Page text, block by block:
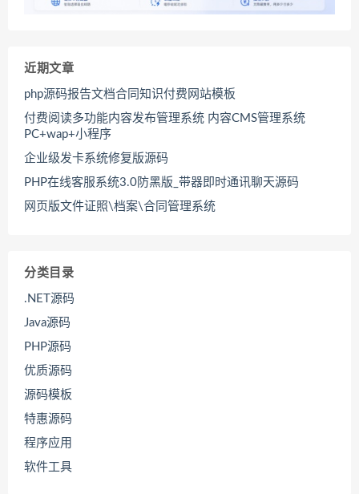
近期文章
php源码报告文档合同知识付费网站模板
付费阅读多功能内容发布管理系统 内容CMS管理系统
PC+wap+小程序
企业级发卡系统修复版源码
PHP在线客服系统3.0防黑版_带器即时通讯聊天源码
网页版文件证照\档案\合同管理系统
分类目录
.NET源码
Java源码
PHP源码
优质源码
源码模板
特惠源码
程序应用
软件工具